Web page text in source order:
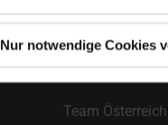
Nur notwendige Cookies
Kontakt
Team Österreich